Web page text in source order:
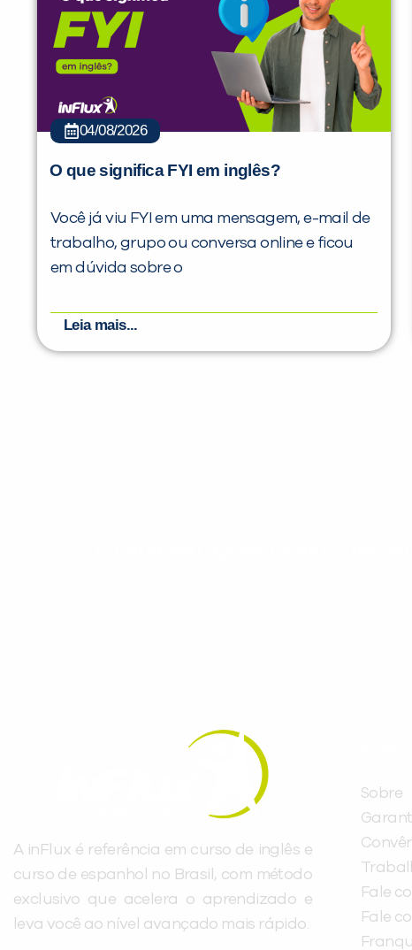
04/08/2026
O que significa FYI em inglês?
Você já viu FYI em uma mensagem, e-mail de
trabalho, grupo ou conversa online e ficou
em dúvida sobre o
Leia mais...
A inFlux é referência em curso de inglês e
curso de espanhol no Brasil, com método
exclusivo que acelera o aprendizado e
leva você ao nível avançado mais rápido.
Sobre
Fale
Fale